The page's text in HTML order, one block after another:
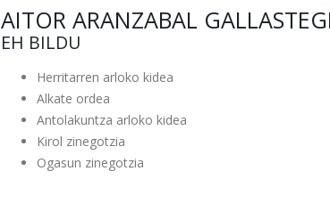
AITOR ARANZABAL
EH BILDU
Herritarren arloko kidea
Alkate ordea
Antolakuntza arloko kidea
Kirol zinegotzia
Ogasun zinegotzia